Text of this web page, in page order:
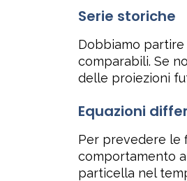
Serie storiche
Dobbiamo partire
comparabili. Se
delle proiezioni
Equazioni
Per prevedere le
comportamento
particella nel